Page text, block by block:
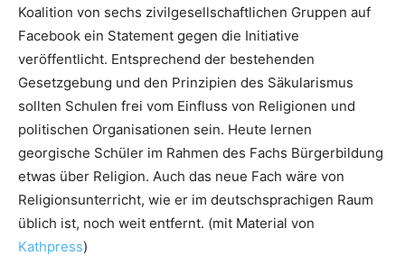
Koalition von sechs zivilgesellschaftlichen Gruppen auf
Facebook ein Statement gegen die Initiative
veröffentlicht. Entsprechend der bestehenden
Gesetzgebung und den Prinzipien des Säkularismus
sollten Schulen frei vom Einfluss von Religionen und
politischen Organisationen sein. Heute lernen
georgische Schüler im Rahmen des Fachs Bürgerbildung
etwas über Religion. Auch das neue Fach wäre von
Religionsunterricht, wie er im deutschsprachigen Raum
üblich ist, noch weit entfernt. (mit Material von
Kathpress)